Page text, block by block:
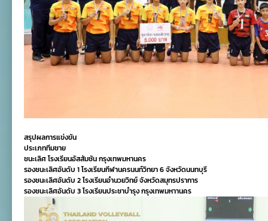
สรุปผลการแข่งขัน
ประเภททีมชาย
ชนะเลิศ โรงเรียนอัสสัมชัน กรุงเทพมหานคร
รองชนะเลิศอันดับ 1 โรงเรียนกีฬานครนนท์วิทยา 6 จังหวัดนนทบุรี
รองชนะเลิศอันดับ 2 โรงเรียนอำนวยวิทย์ จังหวัดสมุทรปราการ
รองชนะเลิศอันดับ 3 โรงเรียนประชาบำรุง กรุงเทพมหาานคร